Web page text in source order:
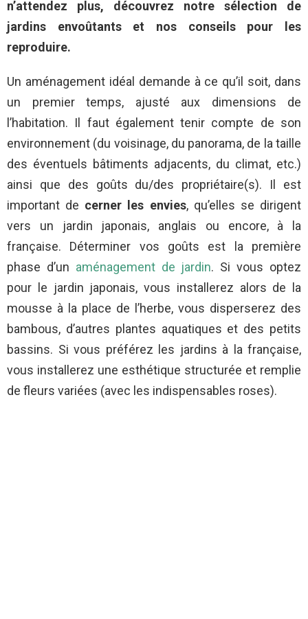
n’attendez plus, découvrez notre sélection de
jardins envoûtants et nos conseils pour les
reproduire.
Un aménagement idéal demande à ce qu’il soit, dans
un premier temps, ajusté aux dimensions de
l’habitation. Il faut également tenir compte de son
environnement (du voisinage, du panorama, de la taille
des éventuels bâtiments adjacents, du climat, etc.)
ainsi que des goûts du/des propriétaire(s). Il est
important de cerner les envies, qu’elles se dirigent
vers un jardin japonais, anglais ou encore, à la
française. Déterminer vos goûts est la première
phase d’un aménagement de jardin. Si vous optez
pour le jardin japonais, vous installerez alors de la
mousse à la place de l’herbe, vous disperserez des
bambous, d’autres plantes aquatiques et des petits
bassins. Si vous préférez les jardins à la française,
vous installerez une esthétique structurée et remplie
de fleurs variées (avec les indispensables roses).